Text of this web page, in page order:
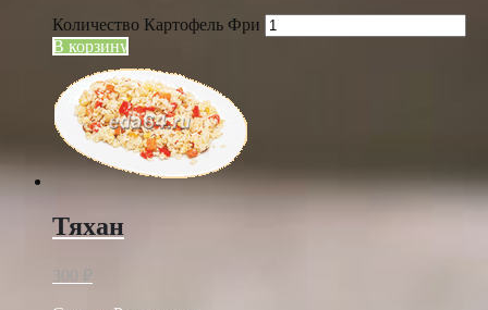
Количество Картофель Фри
В корзину
Тяхан